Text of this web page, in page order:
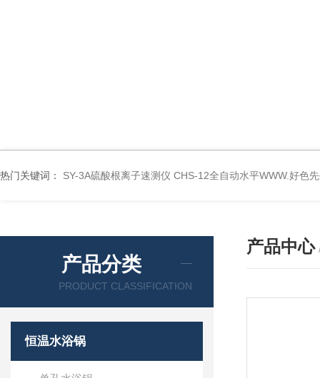
热门关键词： SY-3A硫酸根离子速测仪 CHS-12全自动水平WWW.好色
产品分类
PRODUCT CLASSIFICATION
恒温水浴锅
产品中心